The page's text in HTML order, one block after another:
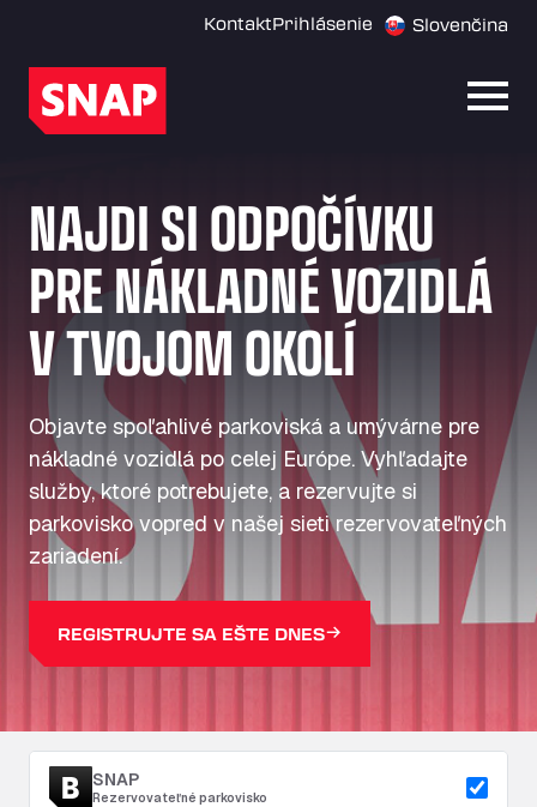
KontaktPrihlásenie Slovenčina
NAJDI SI ODPOČÍVKU
PRE NÁKLADNÉ VOZIDLÁ
V TVOJOM OKOLÍ
Objavte spoľahlivé parkoviská a umývárne pre
nákladné vozidlá po celej Európe. Vyhľadajte
služby, ktoré potrebujete, a rezervujte si
parkovisko vopred v našej sieti rezervovateľných
zariadení.
REGISTRUJTE SA EŠTE DNES
SNAP
Rezervovateľné parkovisko